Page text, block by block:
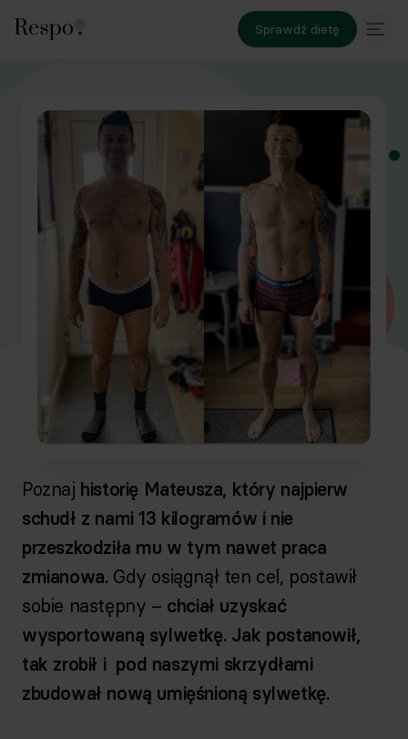
Sprawdź dietę
Poznaj historię Mateusza, który najpierw
schudł z nami 13 kilogramów i nie
przeszkodziła mu w tym nawet praca
zmianowa. Gdy osiągnął ten cel, postawił
sobie następny – chciał uzyskać
wysportowaną sylwetkę. Jak postanowił,
tak zrobił i pod naszymi skrzydłami
zbudował nową umięśnioną sylwetkę.